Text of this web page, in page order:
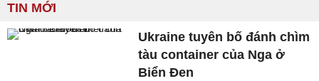
TIN MỚI
Ukraine tuyên bố đánh chìm
tàu container của Nga ở
Biển Đen